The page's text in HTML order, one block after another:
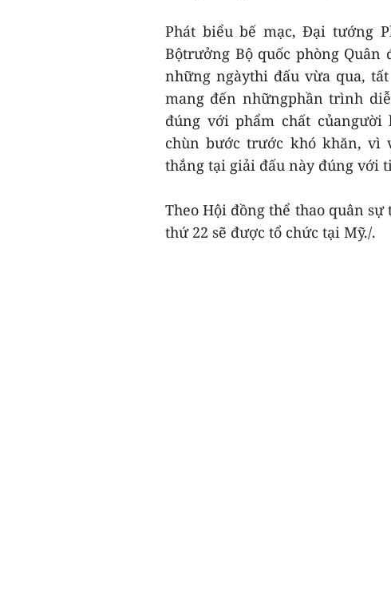
Phát biểu bế mạc, Đại tướng
Bộtrưởng Bộ quốc phòng
những ngàythi đấu vừa qua,
mang đến nhữngphần trình
đúng với phẩm chất
chùn bước trước khó khăn, vì
thắng tại giải đấu này đúng với
Theo Hội đồng thể thao quân
thứ 22 sẽ được tổ chức tại Mỹ./.